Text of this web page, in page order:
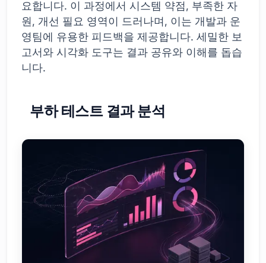
요합니다. 이 과정에서 시스템 약점, 부족한 자
원, 개선 필요 영역이 드러나며, 이는 개발과 운
영팀에 유용한 피드백을 제공합니다. 세밀한 보
고서와 시각화 도구는 결과 공유와 이해를 돕습
니다.
부하 테스트 결과 분석